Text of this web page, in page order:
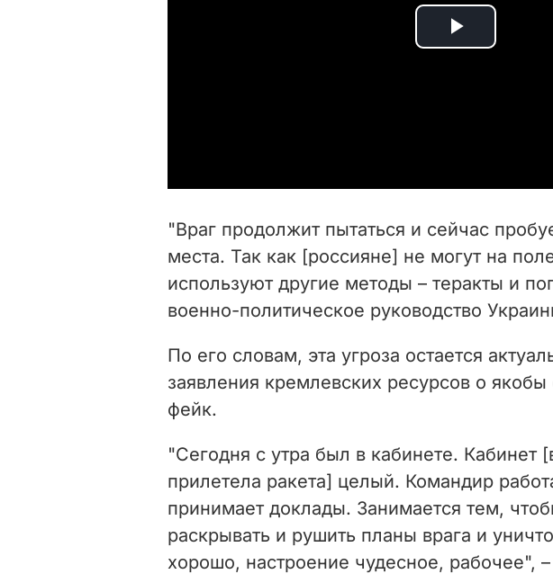
P
i
d
o
"Враг продолжит пытаться и сейчас
места. Так как [россияне] не могут на
используют другие методы – теракты и
военно-политическое руководство
По его словам, эта угроза остается
заявления кремлевских ресурсов о
фейк.
"Сегодня с утра был в кабинете. Кабинет
прилетела ракета] целый. Командир
принимает доклады. Занимается тем,
раскрывать и рушить планы врага и
хорошо, настроение чудесное, рабочее",